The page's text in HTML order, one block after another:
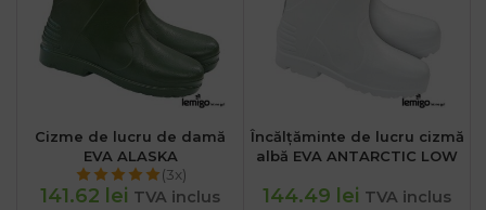
Cizme de lucru de damă
EVA ALASKA
(3x)
141.62 lei TVA inclus
Încălțăminte de lucru cizmă
albă EVA ANTARCTIC LOW
144.49 lei TVA inclus